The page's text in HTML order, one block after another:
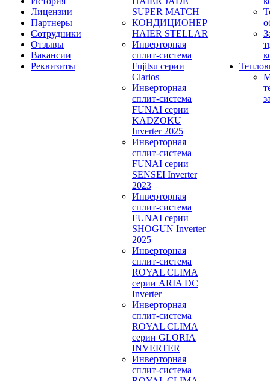
Лицензии
Партнеры
Сотрудники
Отзывы
Вакансии
Реквизиты
SUPER MATCH
КОНДИЦИОНЕР
HAIER STELLAR
Инверторная
сплит-система
Fujitsu серии
Clarios
Инверторная
сплит-система
FUNAI серии
KADZOKU
Inverter 2025
Инверторная
сплит-система
FUNAI серии
SENSEI Inverter
2023
Инверторная
сплит-система
FUNAI серии
SHOGUN Inverter
2025
Инверторная
сплит-система
ROYAL CLIMA
серии ARIA DC
Inverter
Инверторная
сплит-система
ROYAL CLIMA
серии GLORIA
INVERTER
Инверторная
сплит-система